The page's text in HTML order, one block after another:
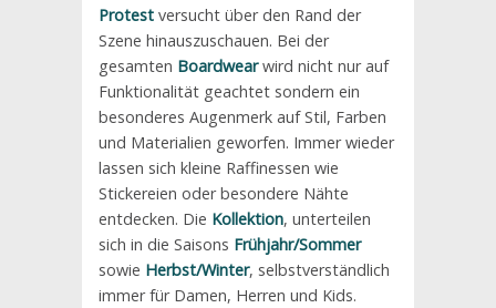
Protest versucht über den Rand der
Szene hinauszuschauen. Bei der
gesamten Boardwear wird nicht nur auf
Funktionalität geachtet sondern ein
besonderes Augenmerk auf Stil, Farben
und Materialien geworfen. Immer wieder
lassen sich kleine Raffinessen wie
Stickereien oder besondere Nähte
entdecken. Die Kollektion, unterteilen
sich in die Saisons Frühjahr/Sommer
sowie Herbst/Winter, selbstverständlich
immer für Damen, Herren und Kids.